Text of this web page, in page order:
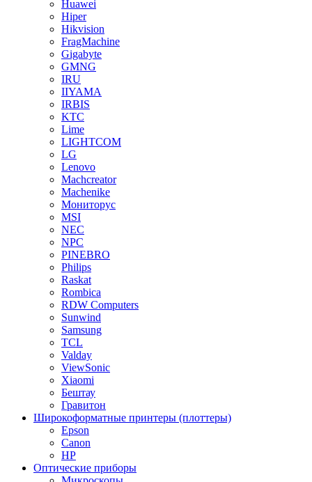
Huawei
Hiper
Hikvision
FragMachine
Gigabyte
GMNG
IRU
IIYAMA
IRBIS
KTC
Lime
LIGHTCOM
LG
Lenovo
Machcreator
Machenike
Мониторус
MSI
NEC
NPC
PINEBRO
Philips
Raskat
Rombica
RDW Computers
Sunwind
Samsung
TCL
Valday
ViewSonic
Xiaomi
Бештау
Гравитон
Широкоформатные принтеры (плоттеры)
Epson
Canon
HP
Оптические приборы